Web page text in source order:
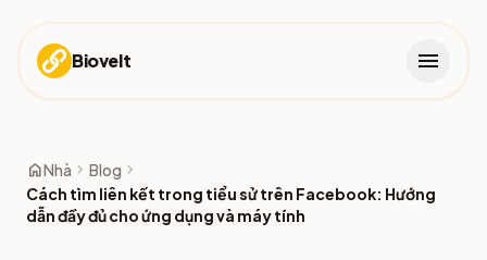
Biovelt menu
homeNhà chevron_right Blog chevron_right
Cách tìm liên kết trong tiểu sử trên Facebook: Hướng
dẫn đầy đủ cho ứng dụng và máy tính